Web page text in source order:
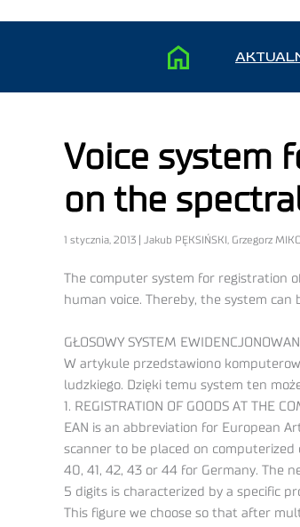
Voice system
on the
1 stycznia, 2013 | Jakub PĘKSIŃSKI, Grzegorz
The computer system for registration
human voice. Thereby, the system
GŁOSOWY SYSTEM
W artykule przedstawiono
ludzkiego. Dzięki temu system ten
1. REGISTRATION OF GOODS AT THE
EAN is an abbreviation for European
scanner to be placed on
40, 41, 42, 43 or 44 for Germany. The
5 digits is characterized by a specific
This figure we choose so that after